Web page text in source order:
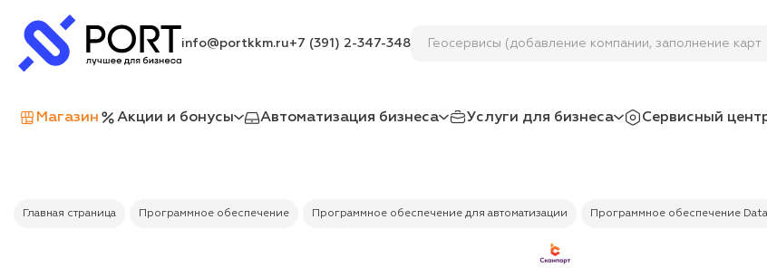
info@portkkm.ru+7 (391) 2-347-348 Геосервисы (добавление компании, заполнение
Магазин Акции и бонусы Автоматизация бизнеса Услуги для бизнеса Сервисный
Главная страница Программное обеспечение Программное обеспечение для автоматизации Программное обеспечение